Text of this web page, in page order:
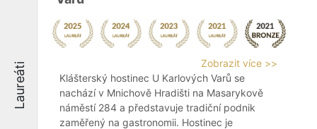
Laureáti
Zobrazit více >>
Klášterský hostinec U Karlových Varů se
nachází v Mnichově Hradišti na Masarykově
náměstí 284 a představuje tradiční podnik
zaměřený na gastronomii. Hostinec je